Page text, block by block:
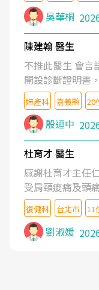
吳華桐
陳建翰 醫生
不推此醫生 會言
開設診斷證明書
婦產科 嘉義縣 20
殷迺中
杜育才 醫生
感謝杜育才主任
受肩頸痠痛及頭
檢查,也嘗試過西
沒有用,後來連吃
症狀,沒多久就痛
台灣親友介紹忠
復健科 台北市 11
劉淑媛